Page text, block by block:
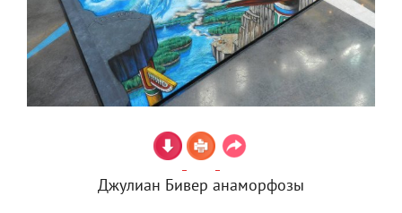
Джулиан Бивер анаморфозы